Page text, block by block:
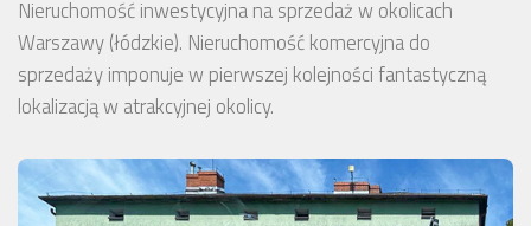
Nieruchomość inwestycyjna na sprzedaż w okolicach
Warszawy (łódzkie). Nieruchomość komercyjna do
sprzedaży imponuje w pierwszej kolejności fantastyczną
lokalizacją w atrakcyjnej okolicy.